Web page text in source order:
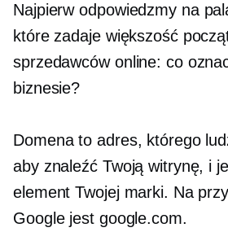
Najpierw odpowiedzmy na
które zadaje większość
sprzedawców online: co
biznesie?
Domena to adres, którego
aby znaleźć Twoją witrynę, i
element Twojej marki. Na
Google jest google.com.